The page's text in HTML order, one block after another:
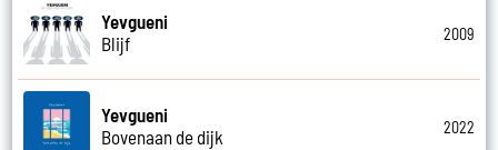
Yevgueni
Blijf
2009
Yevgueni
Bovenaan de dijk
2022